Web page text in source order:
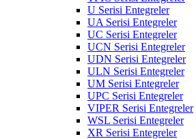
U Serisi Entegreler
UA Serisi Entegreler
UC Serisi Entegreler
UCN Serisi Entegreler
UDN Serisi Entegreler
ULN Serisi Entegreler
UM Serisi Entegreler
UPC Serisi Entegreler
VIPER Serisi Entegreler
WSL Serisi Entegreler
XR Serisi Entegreler